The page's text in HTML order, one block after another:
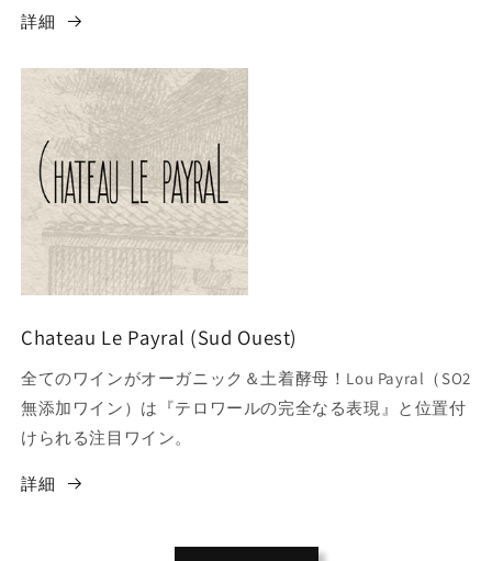
詳細
Chateau Le Payral (Sud Ouest)
全てのワインがオーガニック＆土着酵母！Lou Payral（SO2
無添加ワイン）は『テロワールの完全なる表現』と位置付
けられる注目ワイン。
詳細